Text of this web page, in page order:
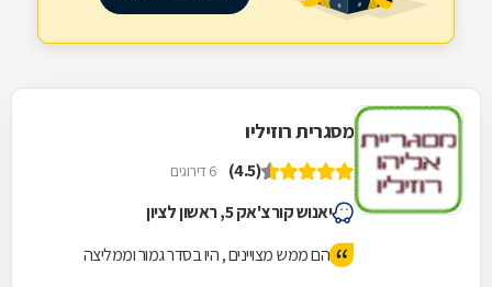
מסגרית רוזיליו
(4.5) 6 דירוגים
יאנוש קורצ'אק 5, ראשון לציון
הם ממש מצויינים , היו בסדר גמור וממליצה